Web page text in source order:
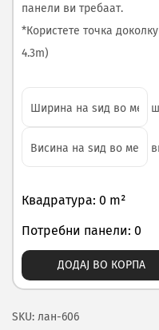
панели ви требаат.
*Користете точка
4.3m)
Квадратура: 0 m²
Потребни панели: 0
ДОДАЈ ВО КОРПА
SKU: лан-606